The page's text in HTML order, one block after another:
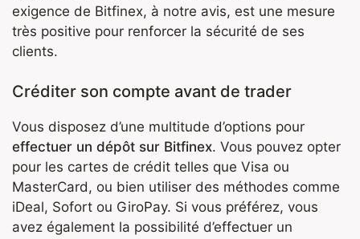
exigence de Bitfinex, à notre avis, est une mesure
très positive pour renforcer la sécurité de ses
clients.
Créditer son compte avant de trader
Vous disposez d’une multitude d’options pour
effectuer un dépôt sur Bitfinex. Vous pouvez opter
pour les cartes de crédit telles que Visa ou
MasterCard, ou bien utiliser des méthodes comme
iDeal, Sofort ou GiroPay. Si vous préférez, vous
avez également la possibilité d’effectuer un